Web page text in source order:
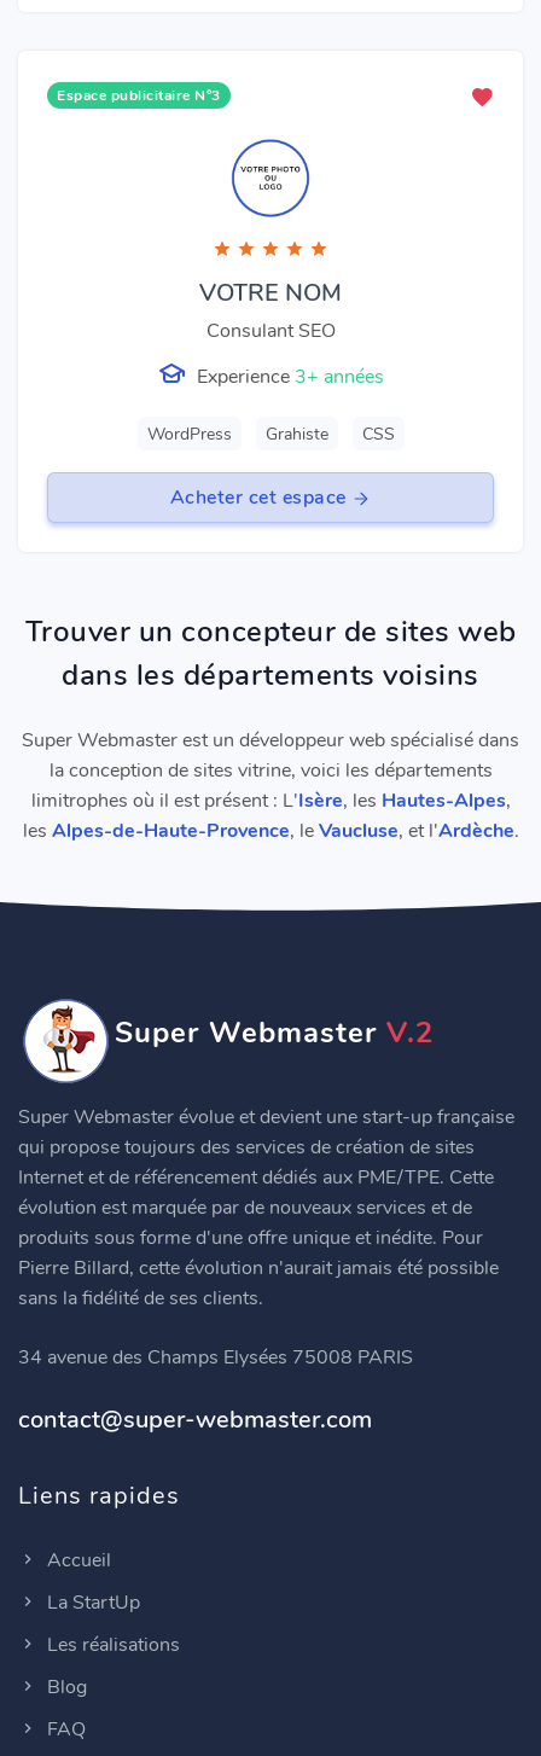
Espace publicitaire N°3
VOTRE NOM
Consulant SEO
Experience 3+ années
WordPress Grahiste CSS
Acheter cet espace
Trouver un concepteur de sites web
dans les départements voisins
Super Webmaster est un développeur web spécialisé dans
la conception de sites vitrine, voici les départements
limitrophes où il est présent : L'Isère, les Hautes-Alpes,
les Alpes-de-Haute-Provence, leVaucluse, et l'Ardèche.
Super Webmaster V.2
Super Webmaster évolue et devient une start-up française
qui propose toujours des services de création de sites
Internet et de référencement dédiés aux PME/TPE. Cette
évolution est marquée par de nouveaux services et de
produits sous forme d'une offre unique et inédite. Pour
Pierre Billard, cette évolution n'aurait jamais été possible
sans la fidélité de ses clients.
34 avenue des Champs Elysées 75008 PARIS
contact@super-webmaster.com
Liens rapides
Accueil
La StartUp
Les réalisations
Blog
FAQ